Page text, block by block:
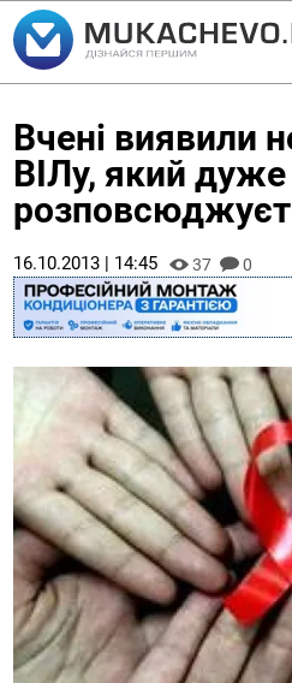
Вчені виявили
ВІЛу, який
16.10.2013 | 14:45 37 0